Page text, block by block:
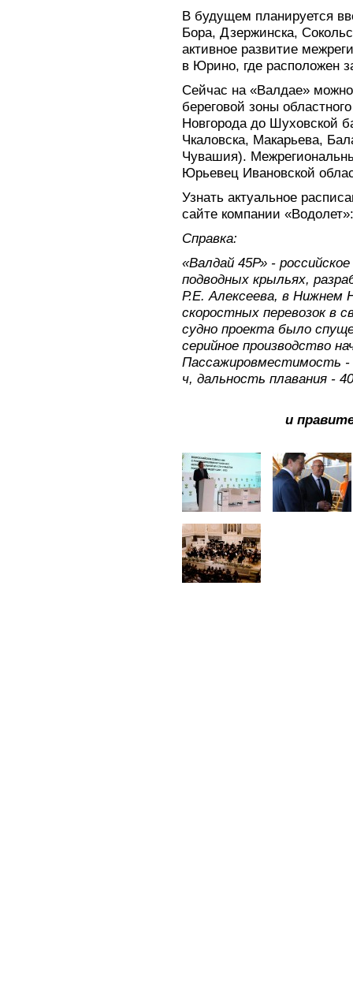
В будущем планируется
Бора, Дзержинска,
активное развитие
в Юрино, где расположен
Сейчас на «Валдае»
береговой зоны
Новгорода до Шуховской
Чкаловска, Макарьева,
Чувашия).
Юрьевец Ивановской
Узнать актуальное
сайте компании
Справка:
«Валдай 45Р» -
подводных крыльях,
Р.Е. Алексеева, в Нижнем
скоростных перевозок в
судно проекта было
серийное производство
Пассажировместимость -
ч, дальность плавания -
и